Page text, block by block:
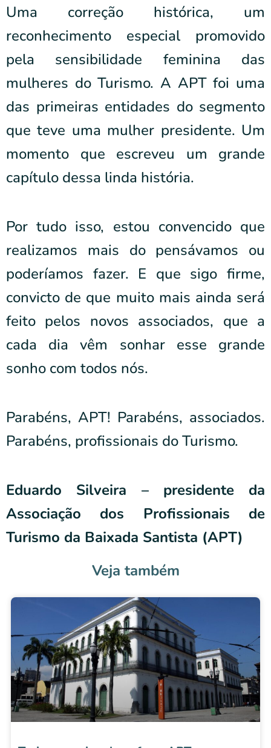
Uma correção histórica, um
reconhecimento especial promovido
pela sensibilidade feminina das
mulheres do Turismo. A APT foi uma
das primeiras entidades do segmento
que teve uma mulher presidente. Um
momento que escreveu um grande
capítulo dessa linda história.
Por tudo isso, estou convencido que
realizamos mais do pensávamos ou
poderíamos fazer. E que sigo firme,
convicto de que muito mais ainda será
feito pelos novos associados, que a
cada dia vêm sonhar esse grande
sonho com todos nós.
Parabéns, APT! Parabéns, associados.
Parabéns, profissionais do Turismo.
Eduardo Silveira – presidente da
Associação dos Profissionais de
Turismo da Baixada Santista (APT)
Veja também